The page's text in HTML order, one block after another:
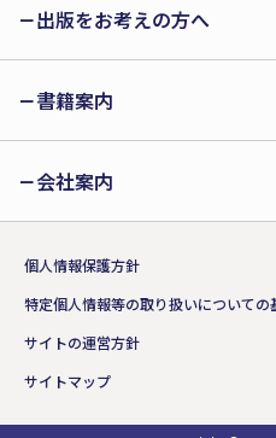
出版をお考えの方へ
書籍案内
会社案内
個人情報保護方針
特定個人情報等の取り扱いについての
サイトの運営方針
サイトマップ